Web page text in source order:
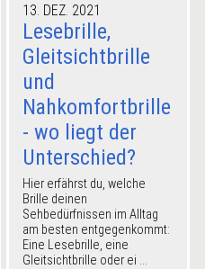
13. DEZ. 2021
Lesebrille,
Gleitsichtbrille
und
Nahkomfortbrille
- wo liegt der
Unterschied?
Hier erfährst du, welche
Brille deinen
Sehbedürfnissen im Alltag
am besten entgegenkommt:
Eine Lesebrille, eine
Gleitsichtbrille oder ei ...